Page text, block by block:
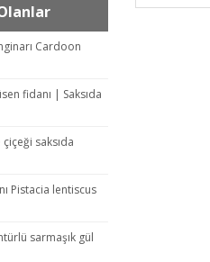
Cardoon
fidanı | Saksıda
saksıda
Pistacia lentiscus
sarmaşık gül